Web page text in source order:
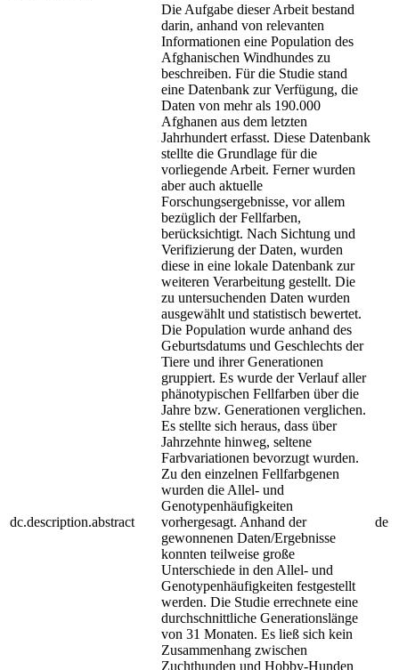
dc.description.abstract
Die Aufgabe dieser Arbeit bestand
darin, anhand von relevanten
Informationen eine Population des
Afghanischen Windhundes zu
beschreiben. Für die Studie stand
eine Datenbank zur Verfügung, die
Daten von mehr als 190.000
Afghanen aus dem letzten
Jahrhundert erfasst. Diese Datenbank
stellte die Grundlage für die
vorliegende Arbeit. Ferner wurden
aber auch aktuelle
Forschungsergebnisse, vor allem
bezüglich der Fellfarben,
berücksichtigt. Nach Sichtung und
Verifizierung der Daten, wurden
diese in eine lokale Datenbank zur
weiteren Verarbeitung gestellt. Die
zu untersuchenden Daten wurden
ausgewählt und statistisch bewertet.
Die Population wurde anhand des
Geburtsdatums und Geschlechts der
Tiere und ihrer Generationen
gruppiert. Es wurde der Verlauf aller
phänotypischen Fellfarben über die
Jahre bzw. Generationen verglichen.
Es stellte sich heraus, dass über
Jahrzehnte hinweg, seltene
Farbvariationen bevorzugt wurden.
Zu den einzelnen Fellfarbgenen
wurden die Allel- und
Genotypenhäufigkeiten
vorhergesagt. Anhand der
gewonnenen Daten/Ergebnisse
konnten teilweise große
Unterschiede in den Allel- und
Genotypenhäufigkeiten festgestellt
werden. Die Studie errechnete eine
durchschnittliche Generationslänge
von 31 Monaten. Es ließ sich kein
Zusammenhang zwischen
Zuchthunden und Hobby-Hunden
de